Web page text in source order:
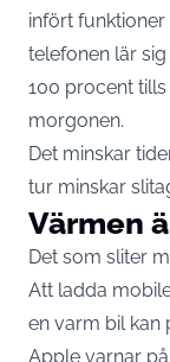
infört
telefonen lär
100 procent
morgonen.
Det minskar
tur minskar
Värmen
Det som sliter
Att ladda
en varm bil kan
Apple varnar